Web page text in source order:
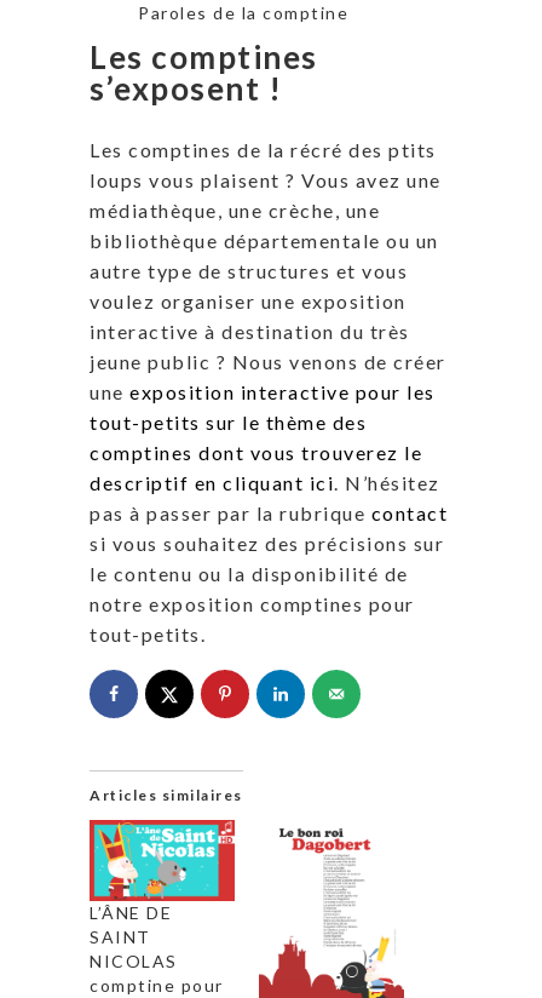
Paroles de la comptine
Les comptines
s’exposent !
Les comptines de la récré des ptits
loups vous plaisent ? Vous avez une
médiathèque, une crèche, une
bibliothèque départementale ou un
autre type de structures et vous
voulez organiser une exposition
interactive à destination du très
jeune public ? Nous venons de créer
une exposition interactive pour les
tout-petits sur le thème des
comptines dont vous trouverez le
descriptif en cliquant ici . N’hésitez
pas à passer par la rubrique contact
si vous souhaitez des précisions sur
le contenu ou la disponibilité de
notre exposition comptines pour
tout-petits.
Articles similaires
L’ÂNE DE
SAINT
NICOLAS
comptine pour